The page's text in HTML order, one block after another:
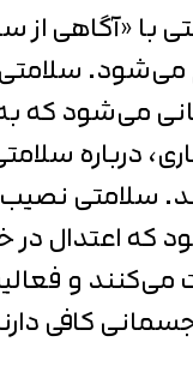
با «آگاهی از
می‌شود.
می‌شود که
درباره‌
سلامتی
که اعتدال در
می‌کنند و
کافی